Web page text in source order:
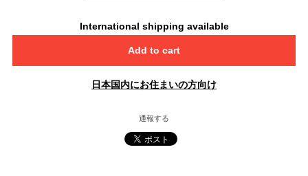
International shipping available
Add to cart
日本国内にお住まいの方向け
通報する